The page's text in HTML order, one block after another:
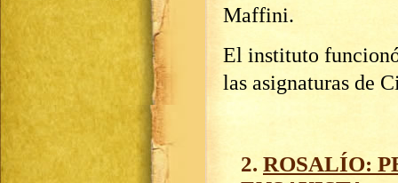
Maffini.
El instituto
las asignaturas de
2. ROSALÍO: